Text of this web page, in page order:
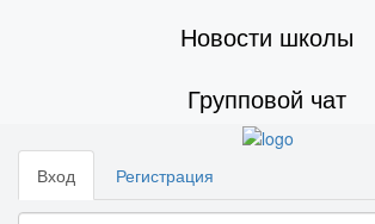
Новости школы
Групповой чат
Вход Регистрация